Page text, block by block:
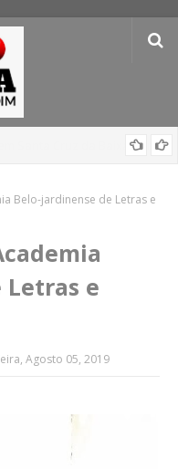
Belo-jardinense de Letras e
e
Agosto 05, 2019